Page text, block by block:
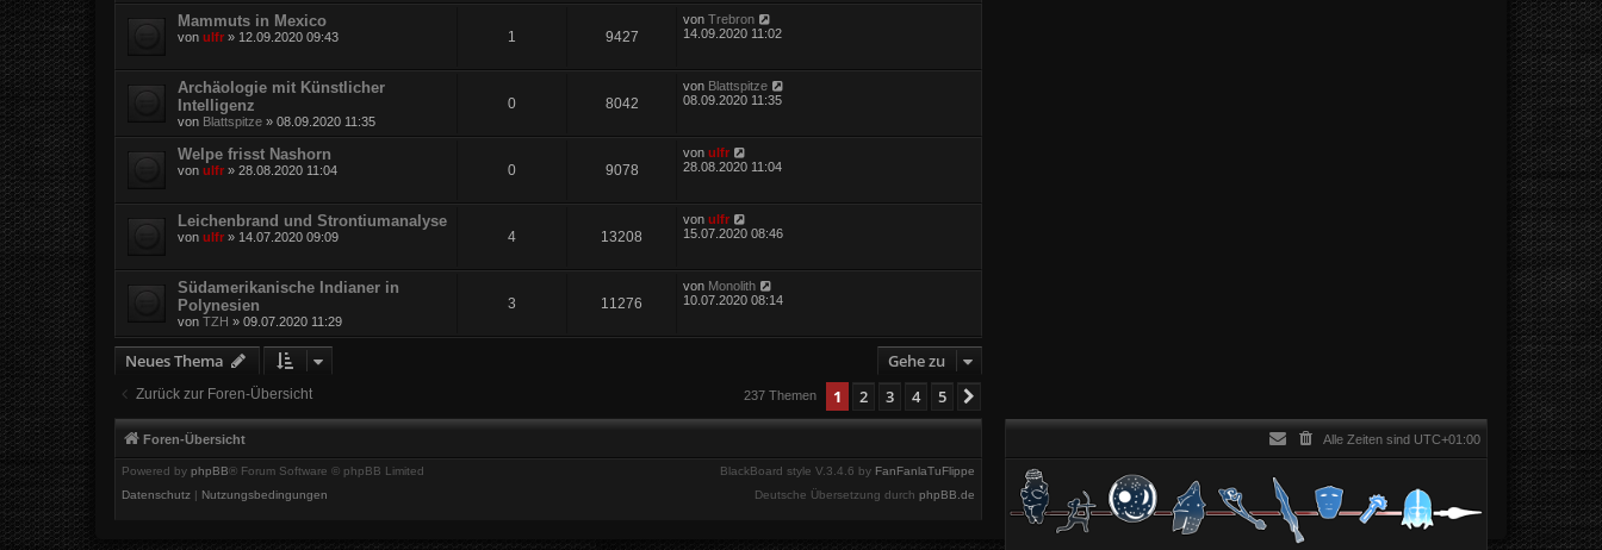
Mammuts in Mexico
von ulfr » 12.09.2020 09:43 1 9427
vonTrebron
14.09.2020 11:02
Archäologie mit Künstlicher
Intelligenz
von Blattspitze » 08.09.2020 11:35
0 8042
von Blattspitze
08.09.2020 11:35
Welpe frisst Nashorn
von ulfr » 28.08.2020 11:04 0 9078
vonulfr
28.08.2020 11:04
Leichenbrand und Strontiumanalyse
von ulfr » 14.07.2020 09:09 4 13208
vonulfr
15.07.2020 08:46
Südamerikanische Indianer in
Polynesien
von TZH » 09.07.2020 11:29
3 11276
von Monolith
10.07.2020 08:14
Neues Thema Gehe zu
Zurück zur Foren-Übersicht 237 Themen 1 2 3 4 5
Alle Zeiten sind UTC+01:00
Foren-Übersicht
Powered by phpBB® Forum Software © phpBB Limited BlackBoard style V.3.4.6 by FanFanlaTuFlippe
Deutsche Übersetzung durchphpBB.de
Datenschutz | Nutzungsbedingungen